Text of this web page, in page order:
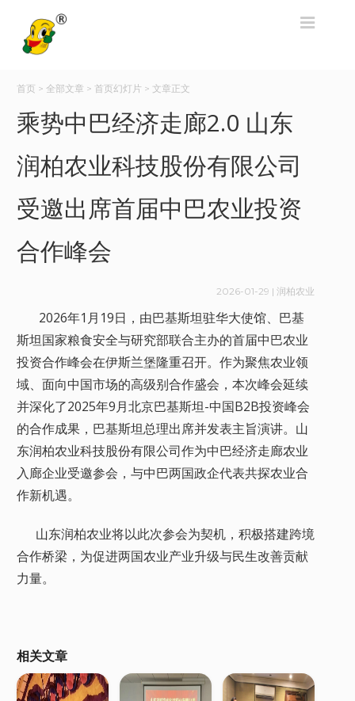
首页 > 全部文章 > 首页幻灯片 > 文章正文
乘势中巴经济走廊2.0 山东
润柏农业科技股份有限公司
受邀出席首届中巴农业投资
合作峰会
2026-01-29 | 润柏农业
2026年1月19日，由巴基斯坦驻华大使馆、巴基
斯坦国家粮食安全与研究部联合主办的首届中巴农业
投资合作峰会在伊斯兰堡隆重召开。作为聚焦农业领
域、面向中国市场的高级别合作盛会，本次峰会延续
并深化了2025年9月北京巴基斯坦-中国B2B投资峰会
的合作成果，巴基斯坦总理出席并发表主旨演讲。山
东润柏农业科技股份有限公司作为中巴经济走廊农业
入廊企业受邀参会，与中巴两国政企代表共探农业合
作新机遇。
山东润柏农业将以此次参会为契机，积极搭建跨境
合作桥梁，为促进两国农业产业升级与民生改善贡献
力量。
相关文章